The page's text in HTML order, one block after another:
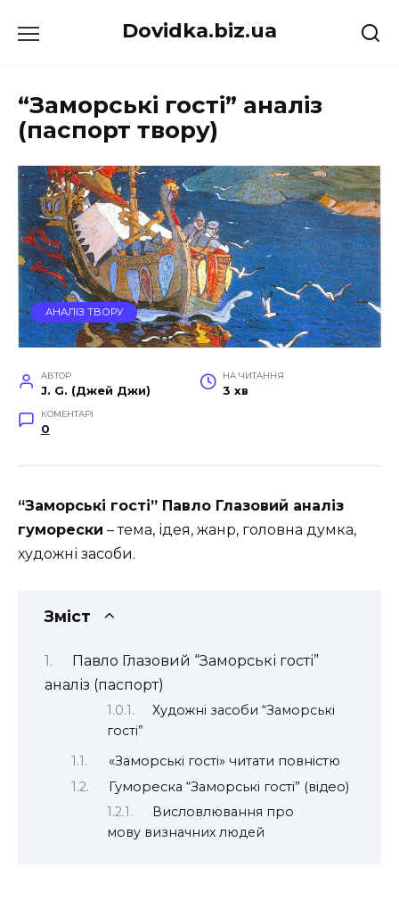
до
Dovidka.biz.ua
“Заморські гості” аналіз
(паспорт твору)
АНАЛІЗ ТВОРУ
АВТОР
J. G. (Джей Джи)
НА ЧИТАННЯ
3 хв
КОМЕНТАРІ
0
“Заморські гості” Павло Глазовий аналіз
гуморески – тема, ідея, жанр, головна думка,
художні засоби.
Зміст
Павло Глазовий “Заморські гості”
аналіз (паспорт)
Художні засоби “Заморські
гості”
«Заморські гості» читати повністю
Гумореска “Заморські гості” (відео)
Висловлювання про
мову визначних людей